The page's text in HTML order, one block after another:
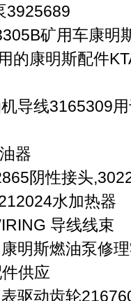
3925689
矿用车康明
的康明斯配件
导线3165309
油器
阴性接头
水加热器
导线线束
明斯燃油泵修
供应
驱动齿轮